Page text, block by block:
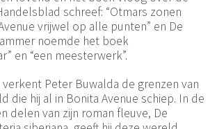
schreef: “Otmars zonen
vrijwel op alle punten” en De
noemde het boek
en “een meesterwerk”.
Peter Buwalda de grenzen van
die hij al in Bonita Avenue schiep. In de
delen van zijn roman fleuve, De